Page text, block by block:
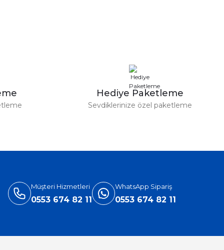
Hediye Paketleme
Sevdiklerinize özel paketleme
Müşteri Hizmetleri
0553 674 82 11
WhatsApp Sipariş
0553 674 82 11